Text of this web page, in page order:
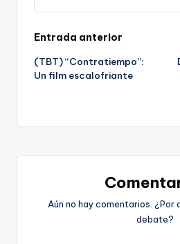
Navegación
de
Entrada anterior
(TBT) “Contratiempo”:
Un film escalofriante
Aún no hay comentarios. ¿Por
debate?